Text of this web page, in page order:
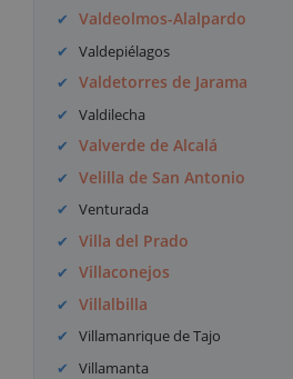
Valdeolmos-Alalpardo
Valdepiélagos
Valdetorres de Jarama
Valdilecha
Valverde de Alcalá
Velilla de San Antonio
Venturada
Villa del Prado
Villaconejos
Villalbilla
Villamanrique de Tajo
Villamanta